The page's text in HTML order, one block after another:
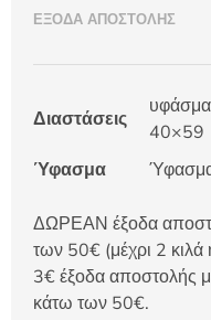
ΈΞΟΔΑ ΑΠΟΣΤΟΛΉΣ
Διαστάσεις
40×59
Ύφασμα
ΔΩΡΕΑΝ έξοδα
των 50€ (μέχρι 2 κιλά
3€ έξοδα αποστολής
κάτω των 50€.